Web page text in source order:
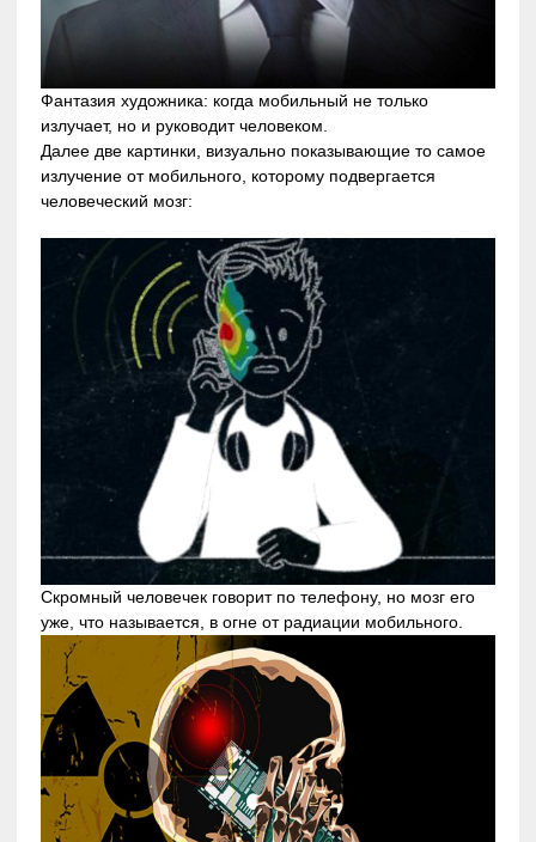
Фантазия художника: когда мобильный не только
излучает, но и руководит человеком.
Далее две картинки, визуально показывающие то самое
излучение от мобильного, которому подвергается
человеческий мозг:
Скромный человечек говорит по телефону, но мозг его
уже, что называется, в огне от радиации мобильного.